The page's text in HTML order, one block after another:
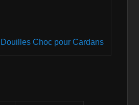
Douilles Choc pour Cardans